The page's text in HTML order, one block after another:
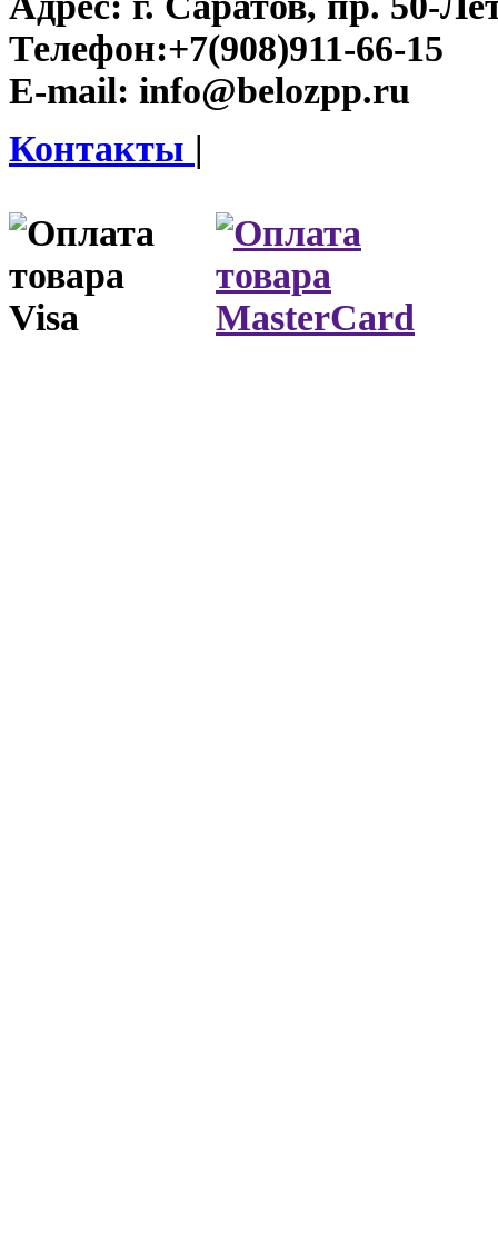
Телефон:+7(908)911-66-15
E-mail: info@belozpp.ru
Контакты |